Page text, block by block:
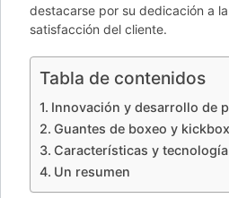
destacarse por su dedicación a
satisfacción del cliente.
Tabla de contenidos
Innovación y desarrollo de
Guantes de boxeo y
Características y
Un resumen